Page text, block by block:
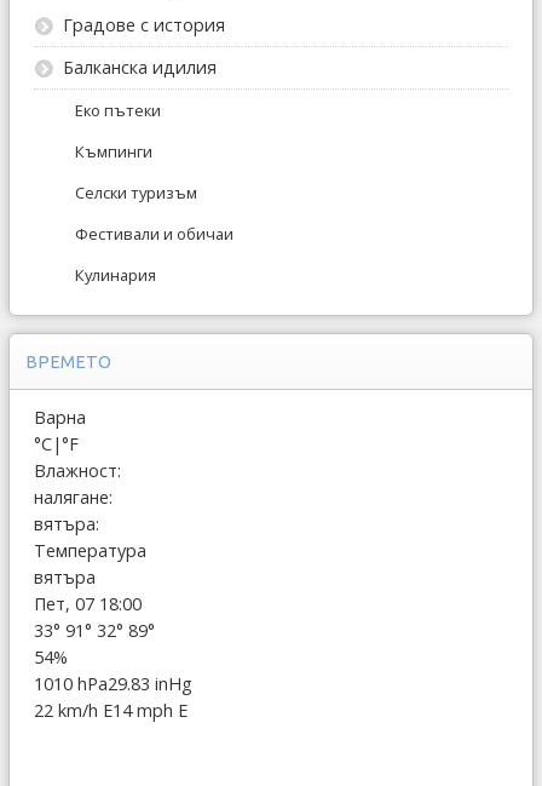
Градове с история
Балканска идилия
Еко пътеки
Къмпинги
Селски туризъм
Фестивали и обичаи
Кулинария
ВРЕМЕТО
Варна
°C|°F
Влажност:
налягане:
вятъра:
Температура
вятъра
Пет, 07 18:00
33° 91° 32° 89°
54%
1010 hPa29.83 inHg
22 km/h E14 mph E